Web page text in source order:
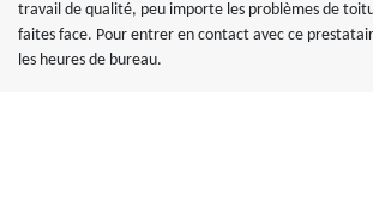
travail de qualité, peu importe les problèmes de
faites face. Pour entrer en contact avec ce
les heures de bureau.